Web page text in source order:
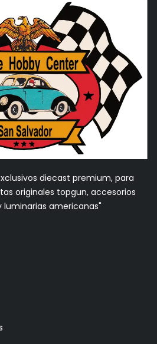
diecast premium, para
originales topgun, accesorios
luminarias americanas"